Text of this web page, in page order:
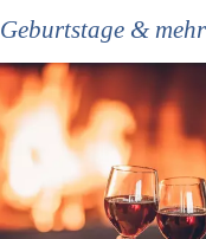
Geburtstage & mehr